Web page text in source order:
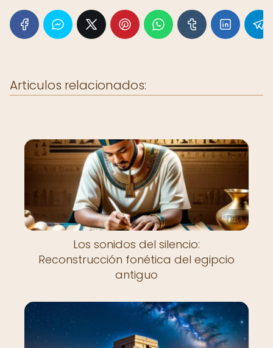
Articulos relacionados:
Los sonidos del silencio:
Reconstrucción fonética del egipcio
antiguo